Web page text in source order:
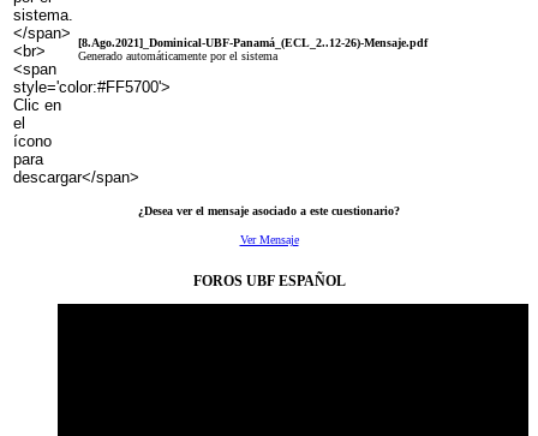
[8.Ago.2021]_Dominical-UBF-Panamá_(ECL_2..12-26)-Mensaje.pdf
Generado automáticamente por el sistema
¿Desea ver el mensaje asociado a este cuestionario?
Ver Mensaje
FOROS UBF ESPAÑOL